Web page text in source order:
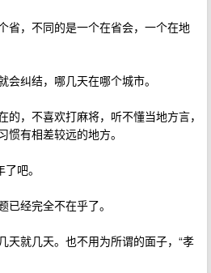
省，不同的是一个在省会，一个在地
会纠结，哪几天在哪个城市。
的，不喜欢打麻将，听不懂当地方言，
有相差较远的地方。
吧。
已经完全不在乎了。
天就几天。也不用为所谓的面子，“孝